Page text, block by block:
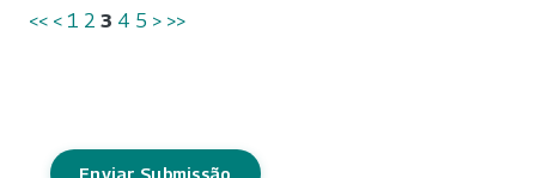
<< < 1 2 3 4 5 > >>
Enviar Submissão